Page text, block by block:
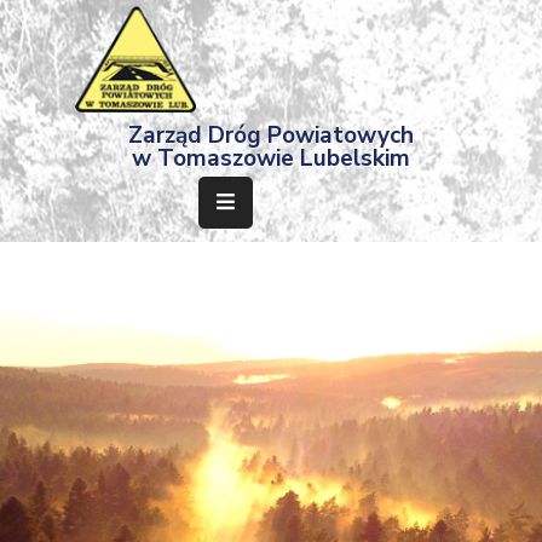
Zarząd Dróg Powiatowych
w Tomaszowie Lubelskim
Strona
Główna
Aktualności
Przetargi
Deklaracja
Dostępności
Kontakt